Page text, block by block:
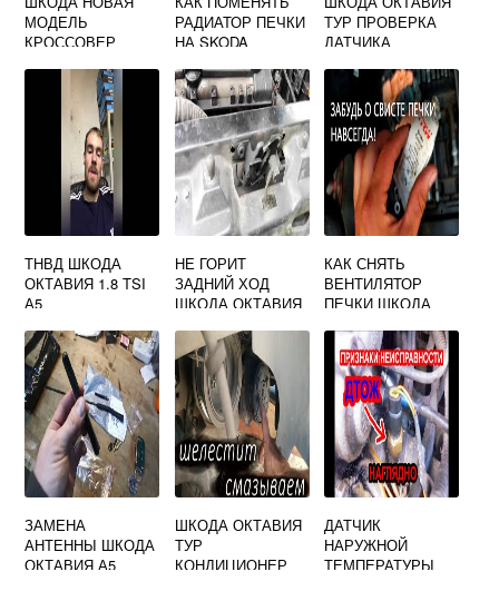
МОДЕЛЬ
КРОССОВЕР
РАДИАТОР ПЕЧКИ
НА SKODA
ТУР ПРОВЕРКА
ДАТЧИКА
ТНВД ШКОДА
ОКТАВИЯ 1.8 TSI
А5
НЕ ГОРИТ
ЗАДНИЙ ХОД
ШКОДА ОКТАВИЯ
КАК СНЯТЬ
ВЕНТИЛЯТОР
ПЕЧКИ ШКОДА
ЗАМЕНА
АНТЕННЫ ШКОДА
ОКТАВИЯ А5
ШКОДА ОКТАВИЯ
ТУР
КОНДИЦИОНЕР
ДАТЧИК
НАРУЖНОЙ
ТЕМПЕРАТУРЫ